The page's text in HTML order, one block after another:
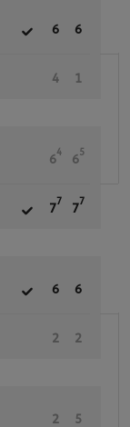
6 6
4 1
6
4
6
5
7
7
7
7
6 6
2 2
2 5